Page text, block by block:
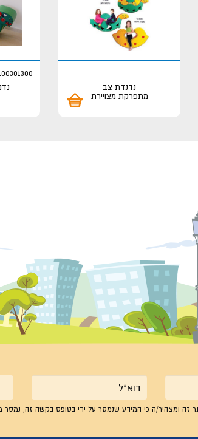
נדנדת צב
מתפרקת מצויירת
זה ומצהיר/ה כי המידע שנמסר על ידי בטופס בקשה זה, נמסר